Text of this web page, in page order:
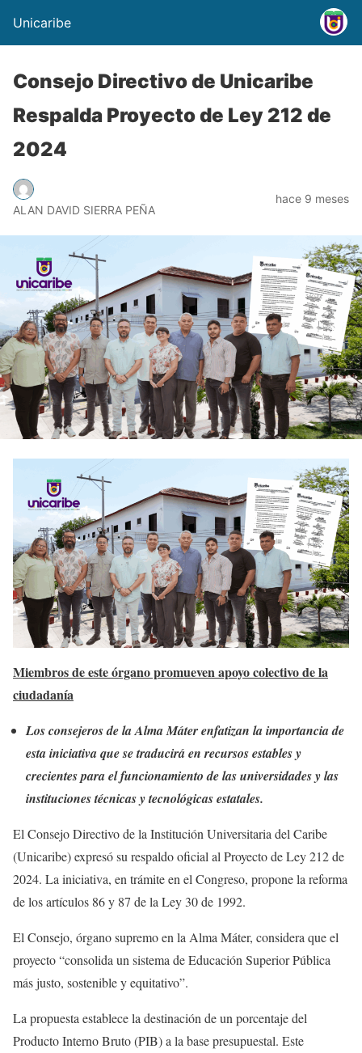
Unicaribe
Consejo Directivo de Unicaribe
Respalda Proyecto de Ley 212 de
2024
ALAN DAVID SIERRA PEÑA
hace 9 meses
Miembros de este órgano promueven apoyo colectivo de la
ciudadanía
Los consejeros de la Alma Máter enfatizan la importancia de
esta iniciativa que se traducirá en recursos estables y
crecientes para el funcionamiento de las universidades y las
instituciones técnicas y tecnológicas estatales.
El Consejo Directivo de la Institución Universitaria del Caribe
(Unicaribe) expresó su respaldo oficial al Proyecto de Ley 212 de
2024. La iniciativa, en trámite en el Congreso, propone la reforma
de los artículos 86 y 87 de la Ley 30 de 1992.
El Consejo, órgano supremo en la Alma Máter, considera que el
proyecto “consolida un sistema de Educación Superior Pública
más justo, sostenible y equitativo”.
La propuesta establece la destinación de un porcentaje del
Producto Interno Bruto (PIB) a la base presupuestal. Este